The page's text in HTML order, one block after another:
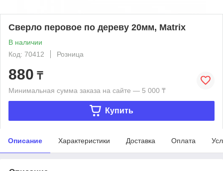
Сверло перовое по дереву 20мм, Matrix
В наличии
Код: 70412
Розница
880 ₸
Минимальная сумма заказа на сайте — 5 000 ₸
Купить
Описание Характеристики Доставка Оплата